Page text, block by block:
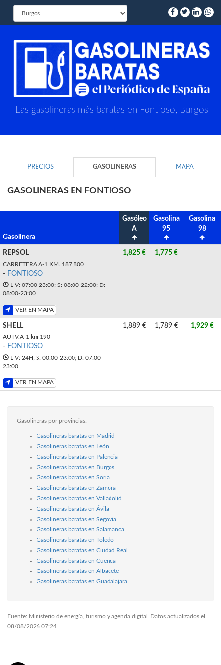
Las gasolineras más baratas en Fontioso, Burgos
PRECIOS GASOLINERAS MAPA
GASOLINERAS EN FONTIOSO
Gasolinera
Gasóleo
A
Gasolina
95
Gasolina
98
REPSOL
CARRETERA A-1 KM. 187,800
- FONTIOSO
L-V: 07:00-23:00; S: 08:00-22:00; D:
08:00-23:00
VER EN MAPA
1,825 € 1,775 €
SHELL
AUTV.A-1 km 190
- FONTIOSO
L-V: 24H; S: 00:00-23:00; D: 07:00-
23:00
VER EN MAPA
1,889 € 1,789 € 1,929 €
Gasolineras por provincias:
Gasolineras baratas en Madrid
Gasolineras baratas en León
Gasolineras baratas en Palencia
Gasolineras baratas en Burgos
Gasolineras baratas en Soria
Gasolineras baratas en Zamora
Gasolineras baratas en Valladolid
Gasolineras baratas en Ávila
Gasolineras baratas en Segovia
Gasolineras baratas en Salamanca
Gasolineras baratas en Toledo
Gasolineras baratas en Ciudad Real
Gasolineras baratas en Cuenca
Gasolineras baratas en Albacete
Gasolineras baratas en Guadalajara
Fuente: Ministerio de energía, turismo y agenda digital. Datos actualizados el
08/08/2026 07:24